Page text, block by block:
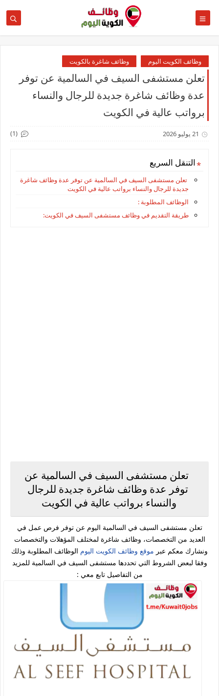
وظائف الكويت اليوم وظائف شاغرة بالكويت
تعلن مستشفى السيف في السالمية عن توفر
عدة وظائف شاغرة جديدة للرجال والنساء
برواتب عالية في الكويت
21 يوليو 2026 (1)
التنقل السريع
تعلن مستشفى السيف في السالمية عن توفر عدة وظائف شاغرة
جديدة للرجال والنساء برواتب عالية في الكويت
الوظائف المطلوبة :
طريقة التقديم في وظائف مستشفى السيف في الكويت:
تعلن مستشفى السيف في السالمية عن
توفر عدة وظائف شاغرة جديدة للرجال
والنساء برواتب عالية في الكويت
تعلن مستشفى السيف في السالمية اليوم عن توفر فرص عمل في
العديد من التخصصات، وظائف شاغرة لمختلف المؤهلات والتخصصات
ونشارك معكم عبر موقع وظائف الكويت اليوم الوظائف المطلوبة وذلك
وفقا لبعض الشروط التي تحددها مستشفى السيف في السالمية للمزيد
من التفاصيل تابع معي :